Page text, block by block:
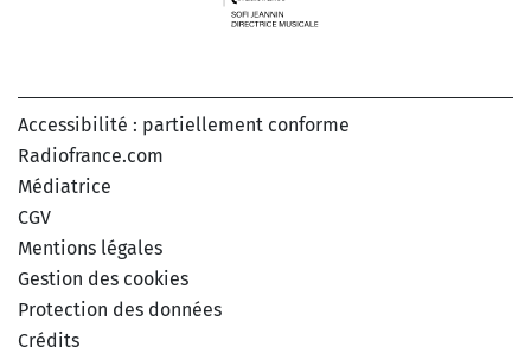
Accessibilité : partiellement conforme
Radiofrance.com
Médiatrice
CGV
Mentions légales
Gestion des cookies
Protection des données
Crédits